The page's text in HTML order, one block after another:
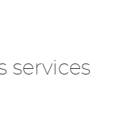
services